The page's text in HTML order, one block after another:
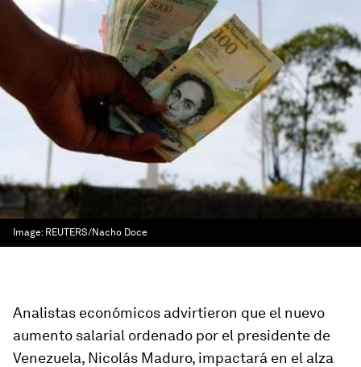
Image: REUTERS/Nacho Doce
Analistas económicos advirtieron que el nuevo
aumento salarial ordenado por el presidente de
Venezuela, Nicolás Maduro, impactará en el alza